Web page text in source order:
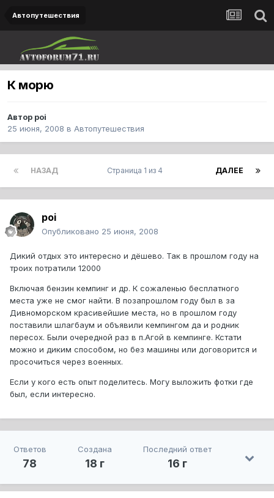
Автопутешествия
К морю
Автор poi
25 июня, 2008 в Автопутешествия
НАЗАД ДАЛЕЕ
Страница 1 из 4
poi
Опубликовано 25 июня, 2008
Дикий отдых это интересно и дёшево. Так в прошлом году на
троих потратили 12000
Включая бензин кемпинг и др. К сожаленью бесплатного
места уже не смог найти. В позапрошлом году был в за
Дивноморском красивейшие места, но в прошлом году
поставили шлагбаум и объявили кемпингом да и родник
пересох. Были очередной раз в п.Агой в кемпинге. Кстати
можно и диким способом, но без машины или договорится и
просочиться через военных.
Если у кого есть опыт поделитесь. Могу выложить фотки где
был, если интересно.
Ответов
78
Создана
18 г
Последний ответ
16 г